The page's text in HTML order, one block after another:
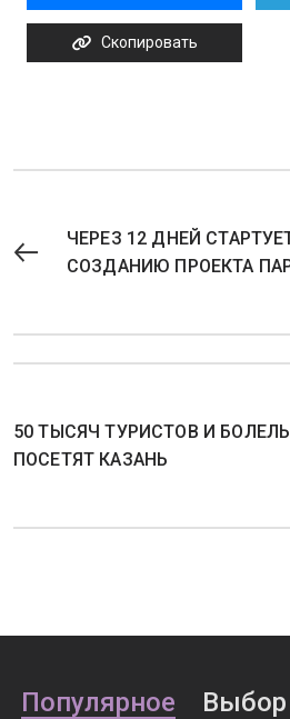
Скопировать
ЧЕРЕЗ 12 ДНЕЙ
СОЗДАНИЮ ПРОЕКТА
50 ТЫСЯЧ ТУРИСТОВ И
ПОСЕТЯТ КАЗАНЬ
Популярное Выбор